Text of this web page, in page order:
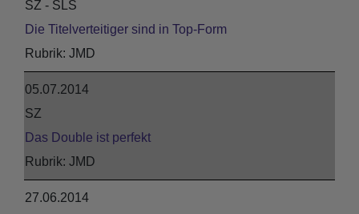
SZ - SLS
Die Titelverteitiger sind in Top-Form
JMD
05.07.2014
SZ
Das Double ist perfekt
JMD
27.06.2014